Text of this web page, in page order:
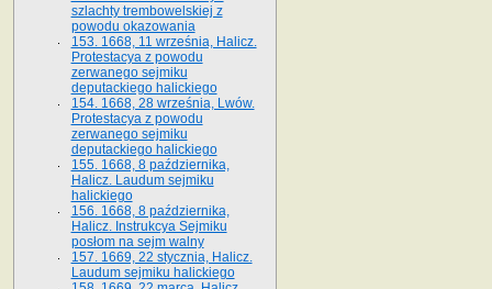
szlachty trembowelskiej z
powodu okazowania
153. 1668, 11 września, Halicz.
Protestacya z powodu
zerwanego sejmiku
deputackiego halickiego
154. 1668, 28 września, Lwów.
Protestacya z powodu
zerwanego sejmiku
deputackiego halickiego
155. 1668, 8 października,
Halicz. Laudum sejmiku
halickiego
156. 1668, 8 października,
Halicz. Instrukcya Sejmiku
posłom na sejm walny
157. 1669, 22 stycznia, Halicz.
Laudum sejmiku halickiego